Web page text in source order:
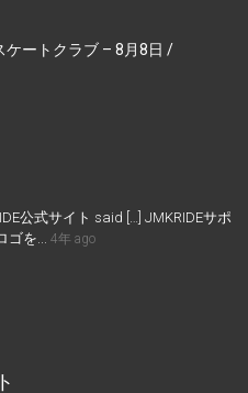
ケートクラブ – 8月8日 /
公式サイト said […] JMKRIDEサポ
を...
4年 ago